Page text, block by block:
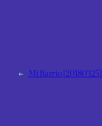
← Mi Barrio [20180325]